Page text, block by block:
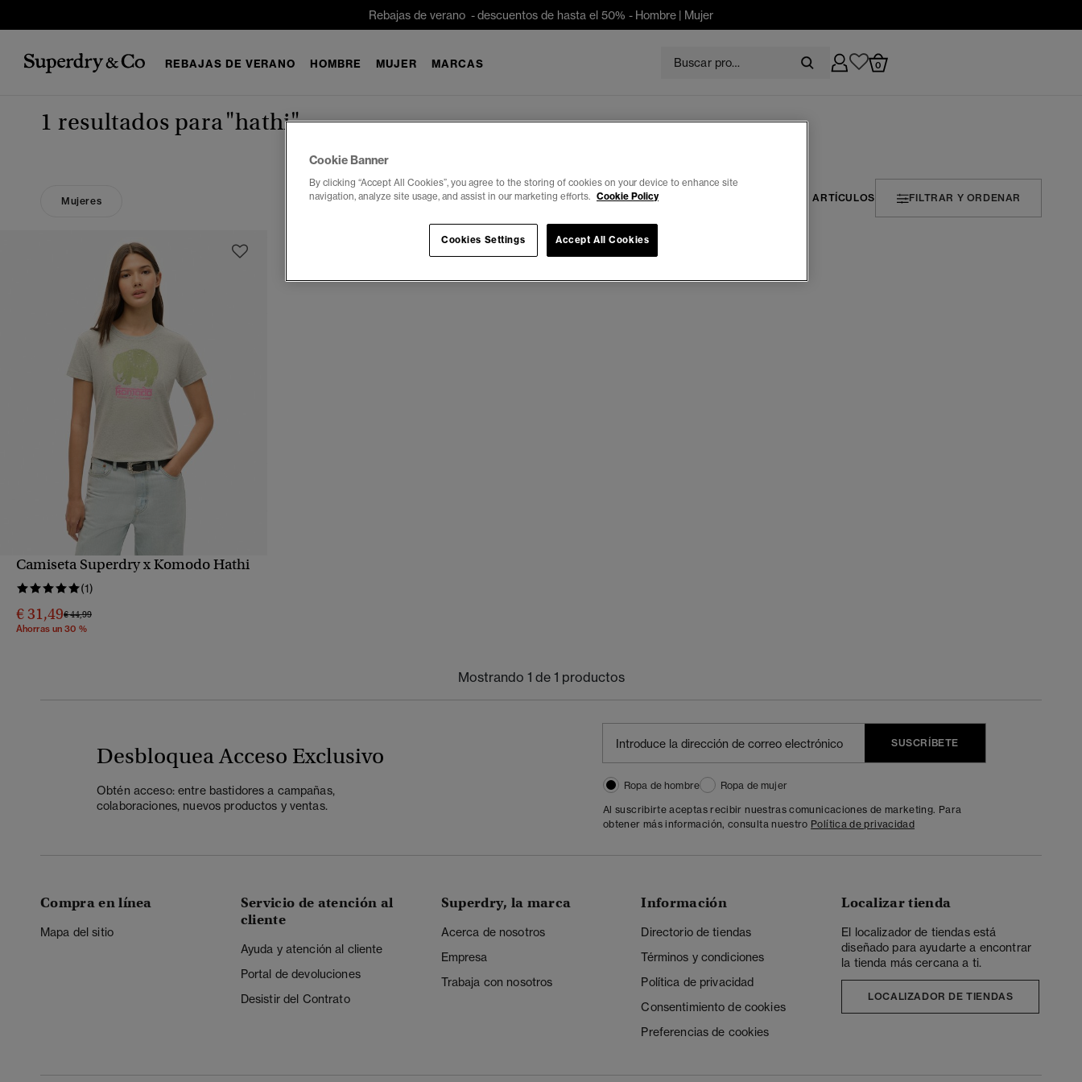
Rebajas de verano - descuentos de hasta el 50% - Hombre | Mujer
REBAJAS DE VERANO HOMBRE MUJER MARCAS 0
1 resultados para"hathi"
Mujeres 1 ARTÍCULOS FILTRAR Y ORDENAR
VISTA RÁPIDA
Camiseta Superdry x Komodo Hathi
(1)
€ 31,49Precio rebajado de
€ 44,99a
Ahorras un 30 %
Mostrando 1 de 1 productos
Desbloquea Acceso Exclusivo
Obtén acceso: entre bastidores a campañas,
colaboraciones, nuevos productos y ventas.
SUSCRÍBETE
Ropa de hombre
Ropa de mujer
Al suscribirte aceptas recibir nuestras comunicaciones de marketing. Para
obtener más información, consulta nuestro Política de privacidad
Compra en línea
Mapa del sitio
Servicio de atención al
cliente
Ayuda y atención al cliente
Portal de devoluciones
Desistir del Contrato
Superdry, la marca
Acerca de nosotros
Empresa
Trabaja con nosotros
Información
Directorio de tiendas
Términos y condiciones
Política de privacidad
Consentimiento de cookies
Preferencias de cookies
Localizar tienda
El localizador de tiendas está
diseñado para ayudarte a encontrar
la tienda más cercana a ti.
LOCALIZADOR DE TIENDAS
Cookie Banner
By clicking “Accept All Cookies”, you agree to the storing of cookies on your device to enhance site
navigation, analyze site usage, and assist in our marketing efforts. Cookie Policy
Accept All Cookies
Cookies Settings